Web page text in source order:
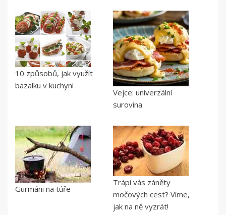
10 způsobů, jak využít
bazalku v kuchyni
Vejce: univerzální
surovina
Gurmáni na túře
Trápí vás záněty
močových cest? Víme,
jak na ně vyzrát!